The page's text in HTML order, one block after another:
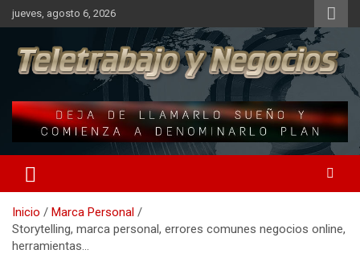
Saltar
al
jueves, agosto 6, 2026
Blog del Teletrabajador
Una iniciativa de Jose Manuel Fuentes Prieto
Inicio
Marca Personal
Storytelling, marca personal, errores comunes negocios online,
herramientas…